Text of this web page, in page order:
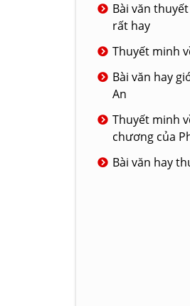
Bài văn
rất hay
Thuyết minh
Bài văn hay
An
Thuyết minh
chương của
Bài văn hay